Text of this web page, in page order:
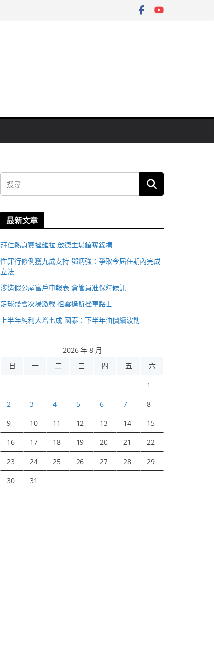
最新文章
拜仁熱身賽挫維拉 啟德主場館奪錦標
性罪行修例獲九成支持 鄧炳強：爭取今屆任期內完成
立法
涉造假公屋富戶申報表 倉管員准保釋候訊
足球盛會次場激戰 祖雲達斯挫車路士
上半年純利大增七成 國泰：下半年油價續波動
2026 年 8 月
日
一 二 三 四 五 六
1
2 3 4 5 6 7 8
9 10 11 12 13 14 15
16 17 18 19 20 21 22
23 24 25 26 27 28 29
30 31